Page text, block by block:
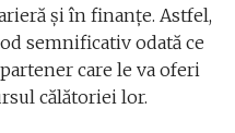
și în finanțe. Astfel,
semnificativ odată ce
care le va oferi
călătoriei lor.